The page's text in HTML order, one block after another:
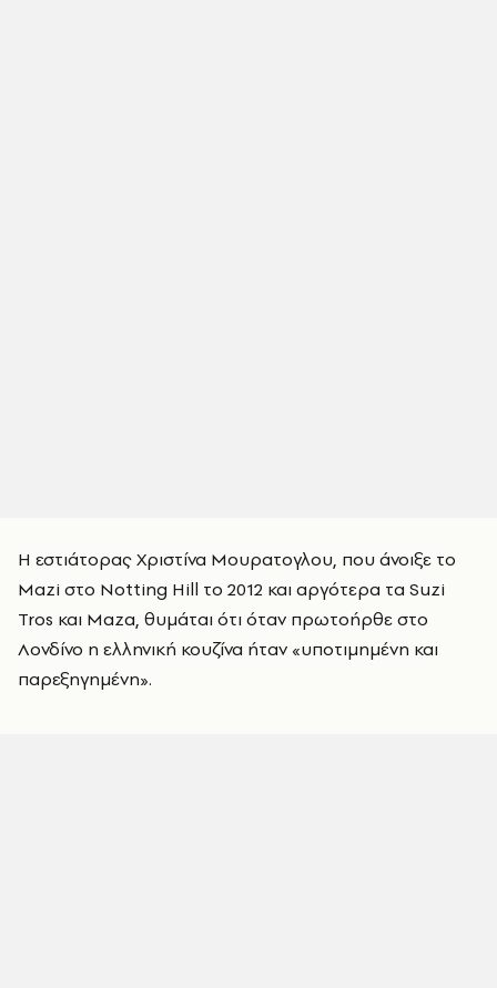
Η εστιάτορας Χριστίνα Μουρατογλου, που άνοιξε το
Mazi στο Notting Hill το 2012 και αργότερα τα Suzi
Tros και Maza, θυμάται ότι όταν πρωτοήρθε στο
Λονδίνο η ελληνική κουζίνα ήταν «υποτιμημένη και
παρεξηγημένη».